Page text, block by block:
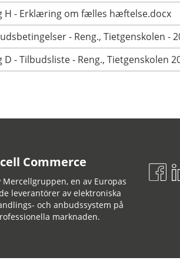
H - Erklæring om fælles hæftelse.docx
- Reng., Tietgenskolen -
D - Tilbudsliste - Reng., Tietgenskolen
Commerce
Mercellgruppen, en av Europas
leverantörer av elektroniska
och anbudssystem på
marknaden.